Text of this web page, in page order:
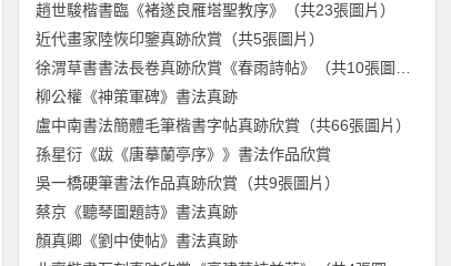
趙世駿楷書臨《褚遂良雁塔聖教序》（共23張圖片）
近代畫家陸恢印鑒真跡欣賞（共5張圖片）
柳公權《神策軍碑》書法真跡
盧中南書法簡體毛筆楷書字帖真跡欣賞（共66張圖片）
孫星衍《跋《唐摹蘭亭序》》書法作品欣賞
吳一橋硬筆書法作品真跡欣賞（共9張圖片）
蔡京《聽琴圖題詩》書法真跡
顏真卿《劉中使帖》書法真跡